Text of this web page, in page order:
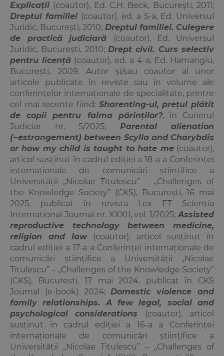
Explicații (coautor), Ed. C.H. Beck, București, 2011;
Dreptul familiei (coautor), ed. a 5-a, Ed. Universul
Juridic, București, 2010; Dreptul familiei. Culegere
de practică judiciară (coautor), Ed. Universul
Juridic, București, 2010; Drept civil. Curs selectiv
pentru licență (coautor), ed. a 4-a, Ed. Hamangiu,
București, 2009. Autor și/sau coautor al unor
articole publicate în reviste sau în volume ale
conferințelor internaționale de specialitate, printre
cel mai recente fiind: Sharenting-ul, prețul plătit
de copii pentru faima părinților?, în Curierul
Judiciar nr. 5/2025; Parental alienation
(~estrangement) between Scylla and Charybdis
or how my child is taught to hate me (coautor),
articol susținut în cadrul ediției a 18-a a Conferinței
internaționale de comunicări științifice a
Universității „Nicolae Titulescu” – „Challenges of
the Knowledge Society” (CKS), București, 16 mai
2025, publicat în revista Lex ET Scientia
International Journal nr. XXXII, vol. 1/2025;Assisted
reproductive technology between medicine,
religion and law
(coautor), articol susținut în
cadrul ediției a 17-a a Conferinței internaționale de
comunicări științifice a
Universității „Nicolae
Titulescu” – „Challenges of the Knowledge Society”
(CKS), București, 17 mai 2024, publicat în CKS
Journal (e-book) 2024;Domestic violence and
family relationships. A few legal, social and
psychological considerations
(coautor),
articol
susținut în cadrul ediției a 16-a a Conferinței
internaționale de comunicări științifice a
Universității „Nicolae Titulescu” – „Challenges of